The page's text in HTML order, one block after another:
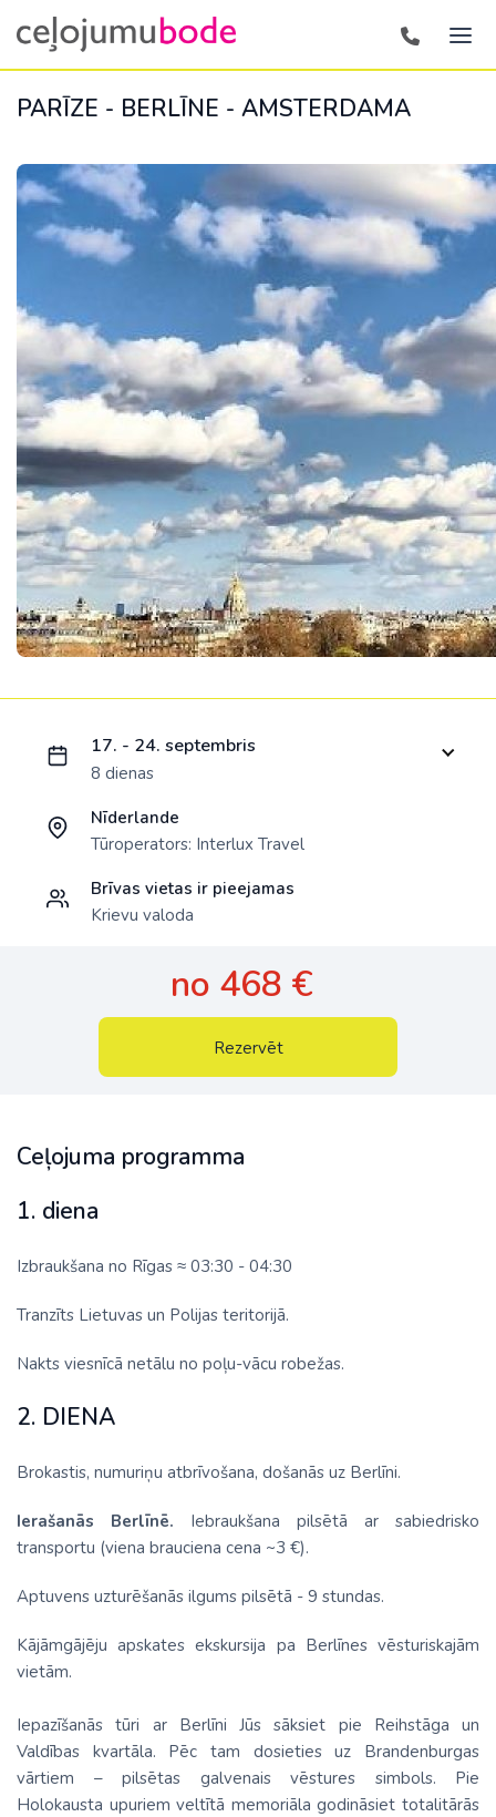
PARĪZE - BERLĪNE - AMSTERDAMA
Ceļojuma programma
1. diena
Izbraukšana no Rīgas ≈ 03:30 - 04:30
Tranzīts Lietuvas un Polijas teritorijā.
Nakts viesnīcā netālu no poļu-vācu robežas.
2. DIENA
Brokastis, numuriņu atbrīvošana, došanās uz Berlīni.
Ierašanās Berlīnē. Iebraukšana pilsētā ar sabiedrisko
transportu (viena brauciena cena ~3 €).
Aptuvens uzturēšanās ilgums pilsētā - 9 stundas.
Kājāmgājēju apskates ekskursija pa Berlīnes vēsturiskajām
vietām.
Iepazīšanās tūri ar Berlīni Jūs sāksiet pie Reihstāga un
Valdības kvartāla. Pēc tam dosieties uz Brandenburgas
vārtiem – pilsētas galvenais vēstures simbols. Pie
Holokausta upuriem veltītā memoriāla godināsiet totalitārās
17. - 24. septembris
8 dienas
Nīderlande
Tūroperators: Interlux Travel
Brīvas vietas ir pieejamas
Krievu valoda
no 468 €
Rezervēt